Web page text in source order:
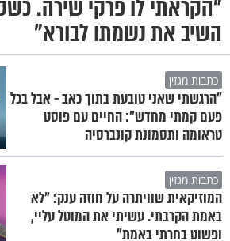
"הקראתי לו פרקי שירה.
השיב את נשמתו לבורא"
כתבות מגזין
"הרגשתי שאני טובעת בתוך כאב - אבל בכל
פעם קמתי מחדש": החיים עם פוסט
טראומה ותסמונת קונברסיה
כתבות מגזין
המוזיקאית שוויתרה על חוזה ענק: "לא
באמת הקרבתי. עשיתי את המוטל עליי,
ופשוט בחרתי באמת"